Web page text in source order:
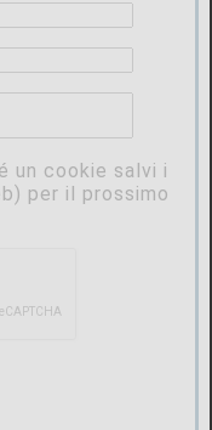
un cookie salvi i
per il prossimo